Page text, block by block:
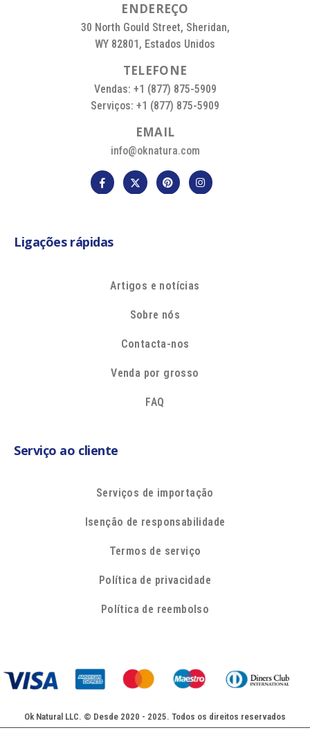
ENDEREÇO
30 North Gould Street, Sheridan,
WY 82801, Estados Unidos
TELEFONE
Vendas: +1 (877) 875-5909
Serviços: +1 (877) 875-5909
EMAIL
info@oknatura.com
Ligações rápidas
Artigos e notícias
Sobre nós
Contacta-nos
Venda por grosso
FAQ
Serviço ao cliente
Serviços de importação
Isenção de responsabilidade
Termos de serviço
Política de privacidade
Política de reembolso
Ok Natural LLC. © Desde 2020 - 2025. Todos os direitos reservados